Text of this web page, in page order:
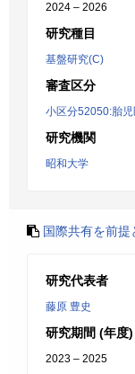
2024 – 2026
研究種目
基盤研究(C)
審査区分
小区分52050:胎
研究機関
昭和大学
国際共有を前
研究代表者
藤原 豊史
研究期間 (年度)
2023 – 2025